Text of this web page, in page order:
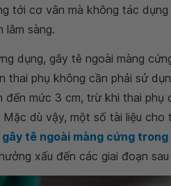
tới cơ vân mà không tác
lâm sàng.
dụng, gây tê ngoài màng
thai phụ không cần phải sử
đến mức 3 cm, trừ khi thai
Mặc dù vậy, một số tài liệu cho
tê ngoài màng cứng trong
xấu đến các giai đoạn